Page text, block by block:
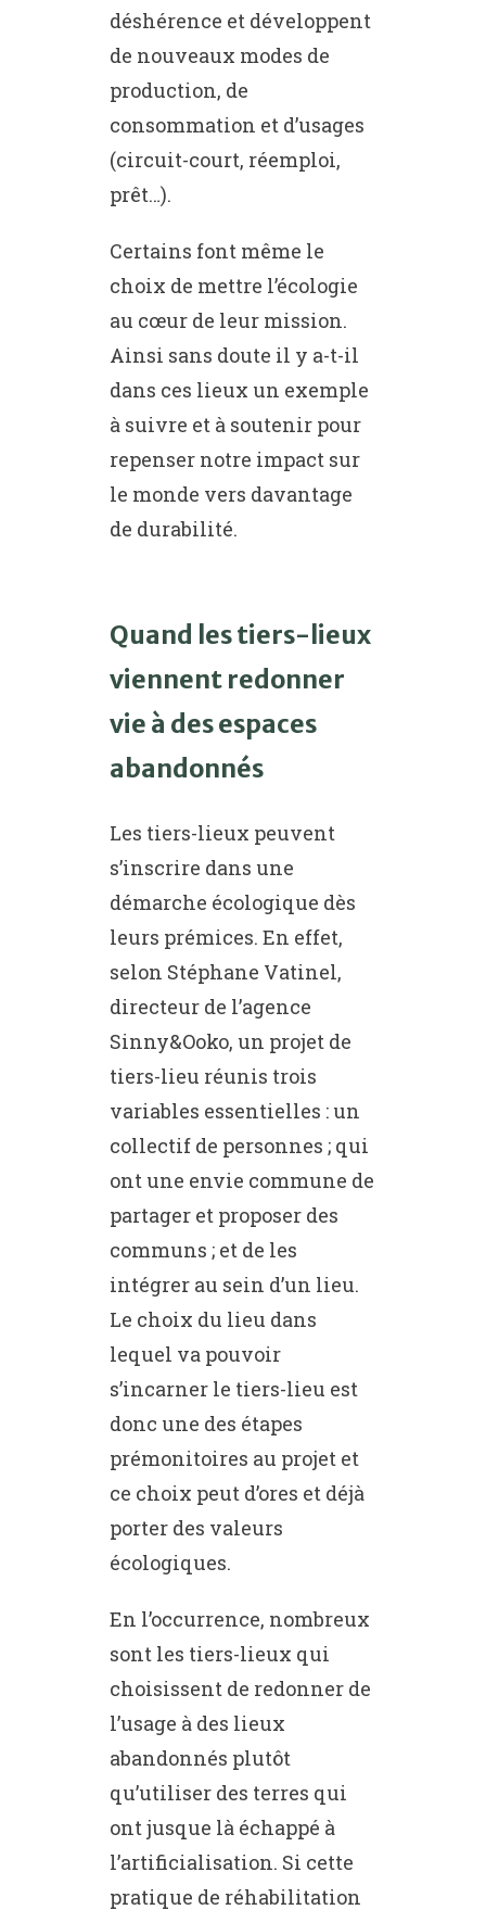
déshérence et développent
de nouveaux modes de
production, de
consommation et d’usages
(circuit-court, réemploi,
prêt…).
Certains font même le
choix de mettre l’écologie
au cœur de leur mission.
Ainsi sans doute il y a-t-il
dans ces lieux un exemple
à suivre et à soutenir pour
repenser notre impact sur
le monde vers davantage
de durabilité.
Quand les tiers-lieux
viennent redonner
vie à des espaces
abandonnés
Les tiers-lieux peuvent
s’inscrire dans une
démarche écologique dès
leurs prémices. En effet,
selon Stéphane Vatinel,
directeur de l’agence
Sinny&Ooko, un projet de
tiers-lieu réunis trois
variables essentielles : un
collectif de personnes ; qui
ont une envie commune de
partager et proposer des
communs ; et de les
intégrer au sein d’un lieu.
Le choix du lieu dans
lequel va pouvoir
s’incarner le tiers-lieu est
donc une des étapes
prémonitoires au projet et
ce choix peut d’ores et déjà
porter des valeurs
écologiques.
En l’occurrence, nombreux
sont les tiers-lieux qui
choisissent de redonner de
l’usage à des lieux
abandonnés plutôt
qu’utiliser des terres qui
ont jusque là échappé à
l’artificialisation. Si cette
pratique de réhabilitation